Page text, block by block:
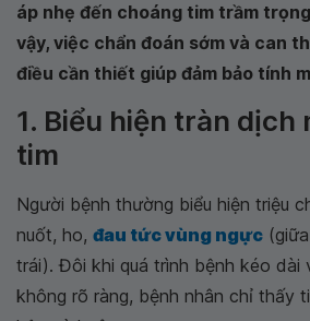
áp nhẹ đến choáng tim trầm
vậy, việc chẩn đoán sớm và can
điều cần thiết giúp đảm bảo tính
1. Biểu hiện tràn dịch
tim
Người bệnh thường biểu hiện triệu
nuốt, ho, đau tức vùng ngực
trái). Đôi khi quá trình bệnh kéo dài
không rõ ràng, bệnh nhân chỉ thấy